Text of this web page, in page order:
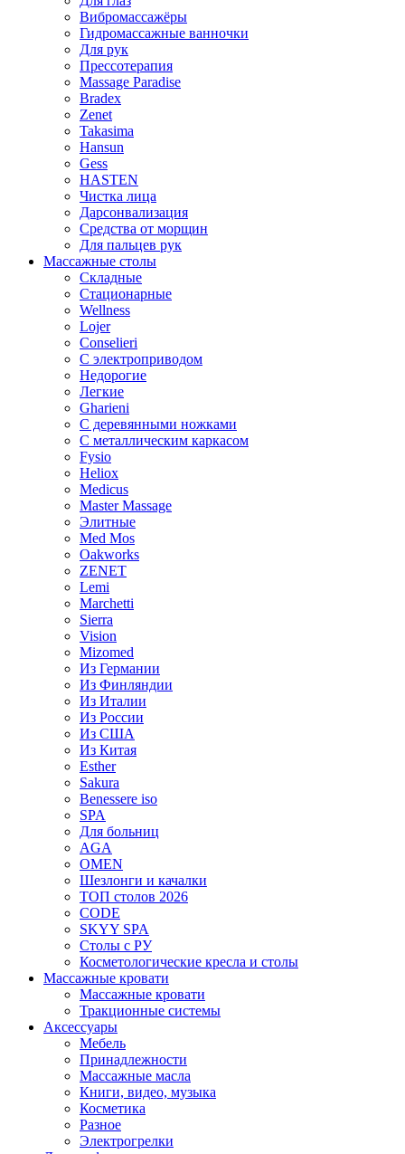
Вибромассажёры
Гидромассажные ванночки
Для рук
Прессотерапия
Massage Paradise
Bradex
Zenet
Takasima
Hansun
Gess
HASTEN
Чистка лица
Дарсонвализация
Средства от морщин
Для пальцев рук
Массажные столы
Складные
Стационарные
Wellness
Lojer
Conselieri
С электроприводом
Недорогие
Легкие
Gharieni
С деревянными ножками
С металлическим каркасом
Fysio
Heliox
Medicus
Master Massage
Элитные
Med Mos
Oakworks
ZENET
Lemi
Marchetti
Sierra
Vision
Mizomed
Из Германии
Из Финляндии
Из Италии
Из России
Из США
Из Китая
Esther
Sakura
Benessere iso
SPA
Для больниц
AGA
OMEN
Шезлонги и качалки
ТОП столов 2026
CODE
SKYY SPA
Столы с РУ
Косметологические кресла и столы
Массажные кровати
Массажные кровати
Тракционные системы
Аксессуары
Мебель
Принадлежности
Массажные масла
Книги, видео, музыка
Косметика
Разное
Электрогрелки